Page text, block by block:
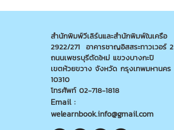
สำนักพิมพ์วีเลิร์นและสำนักพิมพ์ในเครือ
2922/271 อาคารชาญอิสสระทาวเวอร์ 2
ถนนเพชรบุรีตัดใหม่ แขวงบางกะปิ
เขตห้วยขวาง จังหวัด กรุงเทพมหานคร
10310
โทรศัพท์ 02-718-1818
Email :
welearnbook.info@gmail.com